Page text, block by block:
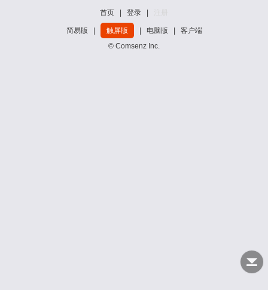
首页 登录
简易版 触屏版 电脑版
客户端
© Comsenz Inc.